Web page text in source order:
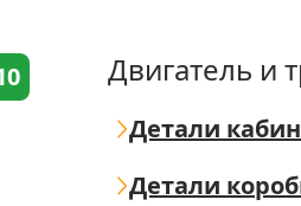
Двигатель и
Детали
Детали